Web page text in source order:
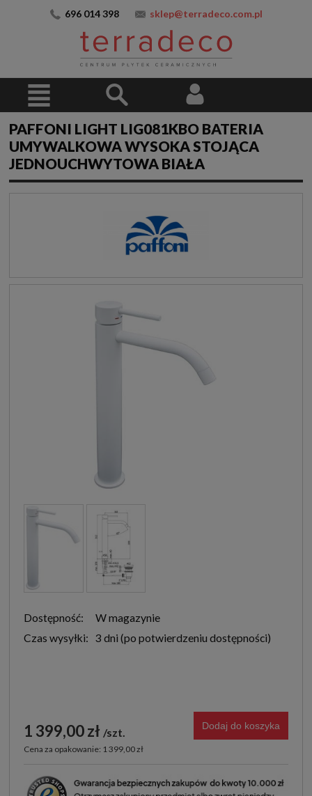
696 014 398 sklep@terradeco.com.pl
PAFFONI LIGHT LIG081KBO BATERIA
UMYWALKOWA WYSOKA STOJĄCA
JEDNOUCHWYTOWA BIAŁA
Dostępność:
W magazynie
Czas wysyłki: 3 dni
1 399,00 zł szt.
Cena za opakowanie: 1 399,00 zł
Dodaj do koszyka